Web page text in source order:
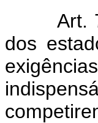
Art.
dos